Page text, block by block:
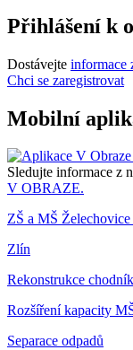
Přihlášení k
Dostávejte informace
Chci se zaregistrovat
Mobilní
Sledujte informace z
V OBRAZE.
ZŠ a MŠ
Zlín
Rekonstrukce
Rozšíření kapacity
Separace odpadů